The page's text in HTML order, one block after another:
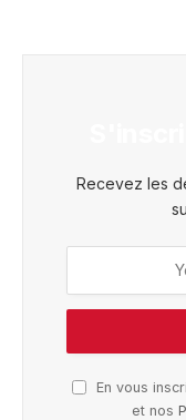
Recevez les
En vous
et nos